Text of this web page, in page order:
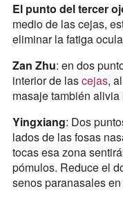
El punto del tercer
medio de las cejas,
eliminar la fatiga
Zan Zhu: en dos
interior de lascejas,
masaje también
Yingxiang: Dos
lados de las fosas
tocas esa zona
pómulos. Reduce el
senos paranasales